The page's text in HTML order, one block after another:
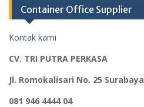
Container Office Supplier
Kontak kami
CV. TRI PUTRA PERKASA
Jl. Romokalisari No. 25 Surabaya
081 946 4444 04